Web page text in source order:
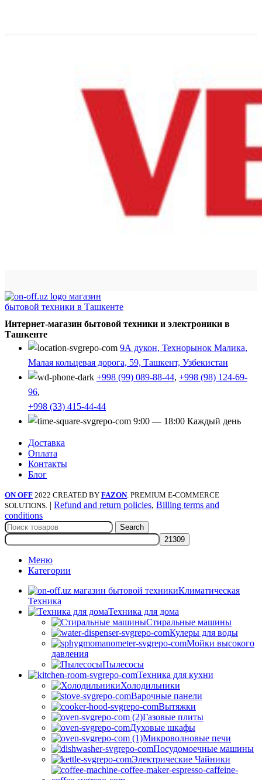
Интернет-магазин бытовой техники и электроники в
Ташкенте
9А дукон, Технорынок Малика,
Малая кольцевая дорога, 59, Ташкент, Узбекистан
+998 (99) 089-88-44, +998 (98) 124-69-
96,
+998 (33) 415-44-44
9:00 — 18:00 Каждый день
Доставка
Оплата
Контакты
Блог
ON OFF 2022 CREATED BY FAZON. PREMIUM E-COMMERCE
SOLUTIONS. | Refund and return policies, Billing terms and
conditions
Search
Меню
Категории
Климатическая
Техника
Техника для дома
Стиральные машины
Кулеры для воды
Мойки высокого
давления
Пылесосы
Техника для кухни
Холодильники
Варочные панели
Вытяжки
Газовые плиты
Духовые шкафы
Микроволновые печи
Посудомоечные машины
Электрические Чайники